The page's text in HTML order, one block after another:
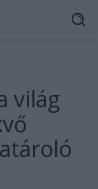
világ